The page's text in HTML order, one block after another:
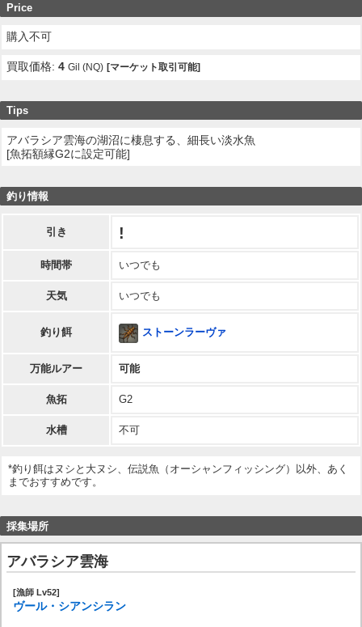
Price
購入不可
買取価格:4 Gil (NQ) [マーケット取引可能]
Tips
アバラシア雲海の湖沼に棲息する、細長い淡水魚
[魚拓額縁G2に設定可能]
釣り情報
引き !
時間帯 いつでも
天気 いつでも
釣り餌 ストーンラーヴァ
万能ルアー 可能
魚拓 G2
水槽 不可
*釣り餌はヌシと大ヌシ、伝説魚（オーシャンフィッシング）以外、あく
までおすすめです。
採集場所
アバラシア雲海
[漁師 Lv52]
ヴール・シアンシラン